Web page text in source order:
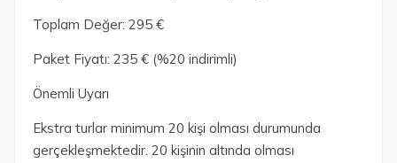
Toplam Değer: 295 €
Paket Fiyatı: 235 € (%20 indirimli)
Önemli Uyarı
Ekstra turlar minimum 20 kişi olması durumunda
gerçekleşmektedir. 20 kişinin altında olması